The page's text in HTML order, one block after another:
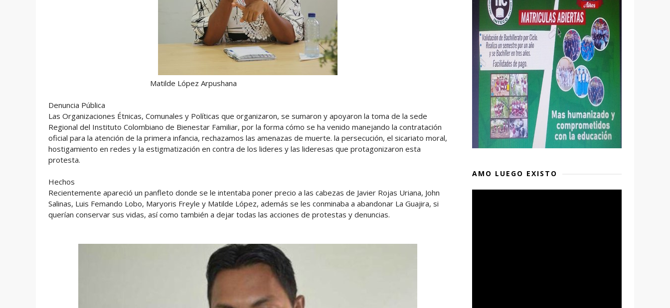
Matilde López Arpushana
Denuncia Pública
Las Organizaciones Étnicas, Comunales y Políticas que organizaron, se sumaron y apoyaron la toma de la sede
Regional del Instituto Colombiano de Bienestar Familiar, por la forma cómo se ha venido manejando la contratación
oficial para la atención de la primera infancia, rechazamos las amenazas de muerte. la persecución, el sicariato moral,
hostigamiento en redes y la estigmatización en contra de los lideres y las lideresas que protagonizaron esta
protesta.
Hechos
Recientemente apareció un panfleto donde se le intentaba poner precio a las cabezas de Javier Rojas Uriana, John
Salinas, Luis Femando Lobo, Maryoris Freyle y Matilde López, además se les conminaba a abandonar La Guajira, si
querían conservar sus vidas, así como también a dejar todas las acciones de protestas y denuncias.
AMO LUEGO EXISTO